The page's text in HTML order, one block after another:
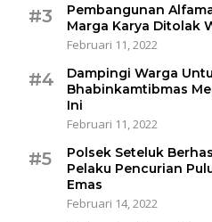
#3
Pembangunan
Marga Karya Ditolak
Februari 11, 2022
#4
Dampingi Warga
Bhabinkamtibmas
Ini
Februari 11, 2022
#5
Polsek Seteluk
Pelaku Pencurian
Emas
Februari 14, 2022